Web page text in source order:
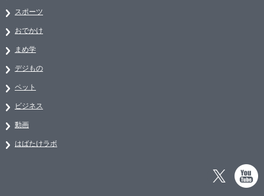
スポーツ
おでかけ
まめ学
デジもの
ペット
ビジネス
動画
はばたけラボ